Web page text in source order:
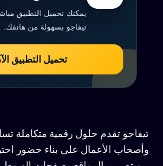
يمكنك تحميل التطبيق
تيفاجو بسهولة من هاتفك.
تحميل التطبيق
تيفاجو تقدم حلول رقمية متكاملة
وأصحاب الأعمال على بناء حضور